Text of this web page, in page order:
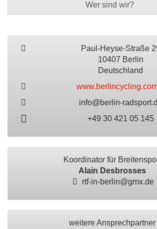
Wer sind wir?
Paul-Heyse-Straße
10407 Berlin
Deutschland
info@berlin-
+49 30 421 05 145
Koordinator für
Alain Desbrosses
rtf-in-berlin@gmx.de
weitere Ansprechpartner